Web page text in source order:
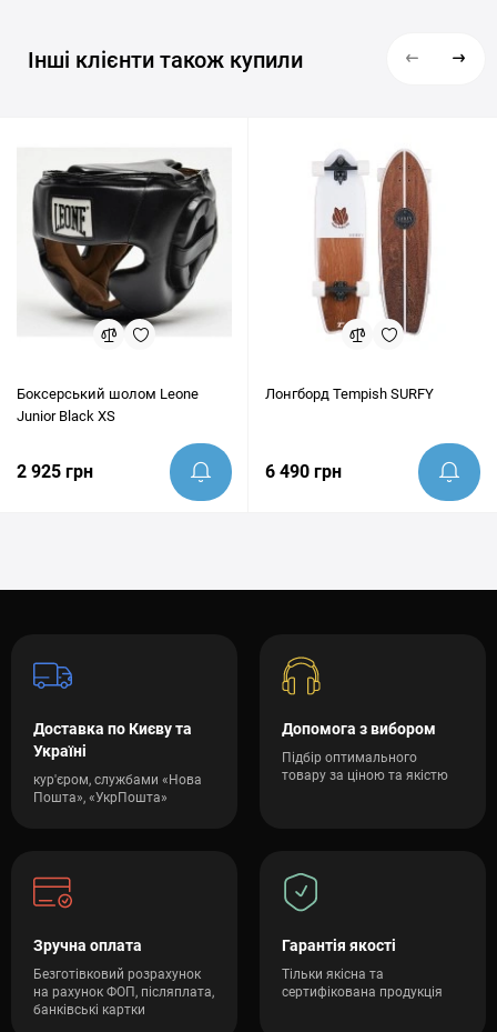
Інші клієнти також купили
Боксерський шолом Leone
Junior Black XS
2 925 грн
Лонгборд Tempish SURFY
6 490 грн
Доставка по Києву та
Україні
кур'єром, службами «Нова
Пошта», «УкрПошта»
Допомога з вибором
Підбір оптимального
товару за ціною та якістю
Зручна оплата
Безготівковий розрахунок
на рахунок ФОП, післяплата,
банківські картки
Гарантія якості
Тільки якісна та
сертифікована продукція